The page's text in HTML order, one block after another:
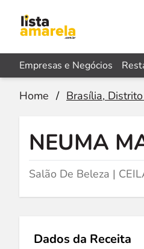
Empresas e Negócios
Home / Brasília,
NEUMA
Salão De Beleza |
Dados da Receita